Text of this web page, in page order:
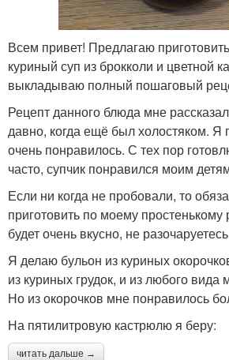
Всем привет! Предлагаю
куриный суп из брокколи и цветной
выкладываю полный пошаговый
Рецепт данного блюда мне
давно, когда ещё был холостяком. Я
очень понравилось. С тех пор
часто, супчик понравился моим
Если ни когда не пробовали, то
приготовить по моему
будет очень вкусно, не
Я делаю бульон из куриных
из куриных грудок, и из любого вида
Но из окорочков мне понравилось
На пятилитровую кастрюлю я беру:
читать дальше →